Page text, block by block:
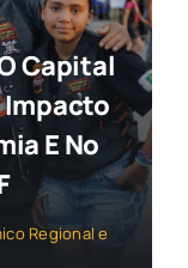
Capital
Impacto
E No
Regional e